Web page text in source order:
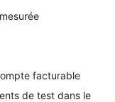
facturable
de test dans le